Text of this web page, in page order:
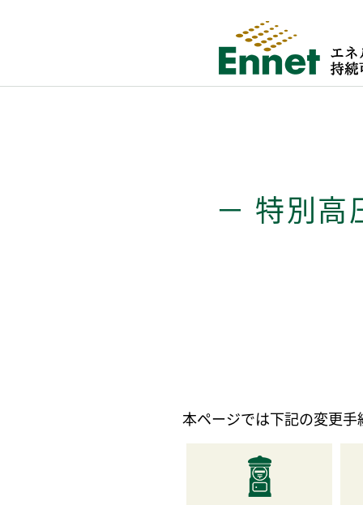
－ 特別
本ページでは下記の変更手